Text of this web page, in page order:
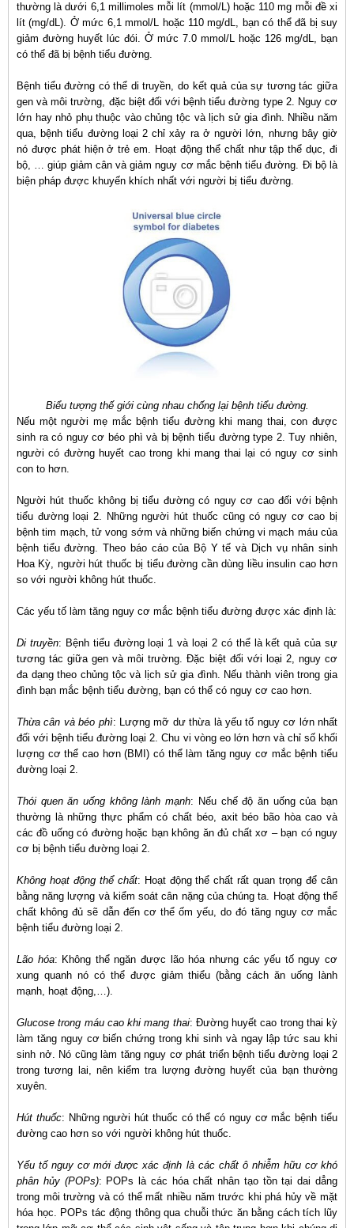
thường là dưới 6,1 millimoles mỗi lít (mmol/L) hoặc 110 mg mỗi đề xi
lít (mg/dL). Ở mức 6,1 mmol/L hoặc 110 mg/dL, bạn có thể đã bị suy
giảm đường huyết lúc đói. Ở mức 7.0 mmol/L hoặc 126 mg/dL, bạn
có thể đã bị bệnh tiểu đường.
Bệnh tiểu đường có thể di truyền, do kết quả của sự tương tác giữa
gen và môi trường, đặc biệt đối với bệnh tiểu đường type 2. Nguy cơ
lớn hay nhỏ phụ thuộc vào chủng tộc và lịch sử gia đình. Nhiều năm
qua, bệnh tiểu đường loại 2 chỉ xảy ra ở người lớn, nhưng bây giờ
nó được phát hiện ở trẻ em. Hoạt động thể chất như tập thể dục, đi
bộ, … giúp giảm cân và giảm nguy cơ mắc bệnh tiểu đường. Đi bộ là
biện pháp được khuyến khích nhất với người bị tiểu đường.
Biểu tượng thế giới cùng nhau chống lại bệnh tiểu đường.
Nếu một người mẹ mắc bệnh tiểu đường khi mang thai, con được
sinh ra có nguy cơ béo phì và bị bệnh tiểu đường type 2. Tuy nhiên,
người có đường huyết cao trong khi mang thai lại có nguy cơ sinh
con to hơn.
Người hút thuốc không bị tiểu đường có nguy cơ cao đối với bệnh
tiểu đường loại 2. Những người hút thuốc cũng có nguy cơ cao bị
bệnh tim mạch, tử vong sớm và những biến chứng vi mạch máu của
bệnh tiểu đường. Theo báo cáo của Bộ Y tế và Dịch vụ nhân sinh
Hoa Kỳ, người hút thuốc bị tiểu đường cần dùng liều insulin cao hơn
so với người không hút thuốc.
Các yếu tố làm tăng nguy cơ mắc bệnh tiểu đường được xác định là:
Di truyền: Bệnh tiểu đường loại 1 và loại 2 có thể là kết quả của sự
tương tác giữa gen và môi trường. Đặc biệt đối với loại 2, nguy cơ
đa dạng theo chủng tộc và lịch sử gia đình. Nếu thành viên trong gia
đình bạn mắc bệnh tiểu đường, bạn có thể có nguy cơ cao hơn.
Thừa cân và béo phì: Lượng mỡ dư thừa là yếu tố nguy cơ lớn nhất
đối với bệnh tiểu đường loại 2. Chu vi vòng eo lớn hơn và chỉ số khối
lượng cơ thể cao hơn (BMI) có thể làm tăng nguy cơ mắc bệnh tiểu
đường loại 2.
Thói quen ăn uống không lành mạnh: Nếu chế độ ăn uống của bạn
thường là những thực phẩm có chất béo, axit béo bão hòa cao và
các đồ uống có đường hoặc bạn không ăn đủ chất xơ – bạn có nguy
cơ bị bệnh tiểu đường loại 2.
Không hoạt động thể chất: Hoạt động thể chất rất quan trọng để cân
bằng năng lượng và kiểm soát cân nặng của chúng ta. Hoạt động thể
chất không đủ sẽ dẫn đến cơ thể ốm yếu, do đó tăng nguy cơ mắc
bệnh tiểu đường loại 2.
Lão hóa: Không thể ngăn được lão hóa nhưng các yếu tố nguy cơ
xung quanh nó có thể được giảm thiểu (bằng cách ăn uống lành
mạnh, hoạt động,…).
Glucose trong máu cao khi mang thai: Đường huyết cao trong thai kỳ
làm tăng nguy cơ biến chứng trong khi sinh và ngay lập tức sau khi
sinh nở. Nó cũng làm tăng nguy cơ phát triển bệnh tiểu đường loại 2
trong tương lai, nên kiểm tra lượng đường huyết của bạn thường
xuyên.
Hút thuốc: Những người hút thuốc có thể có nguy cơ mắc bệnh tiểu
đường cao hơn so với người không hút thuốc.
Yếu tố nguy cơ mới được xác định là các chất ô nhiễm hữu cơ khó
phân hủy (POPs): POPs là các hóa chất nhân tạo tồn tại dai dẳng
trong môi trường và có thể mất nhiều năm trước khi phá hủy về mặt
hóa học. POPs tác động thông qua chuỗi thức ăn bằng cách tích lũy